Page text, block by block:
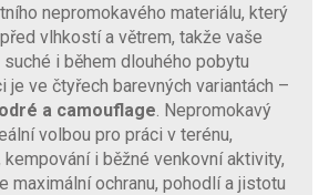
nepromokavého materiálu, který
vlhkostí a větrem, takže vaše
i během dlouhého pobytu
je ve čtyřech barevných variantách –
a camouflage . Nepromokavý
volbou pro práci v terénu,
i běžné venkovní aktivity,
maximální ochranu, pohodlí a jistotu